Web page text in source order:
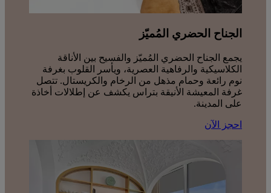
الجناح الحضري المُميّز
يجمع الجناح الحضري المُميّز والفسيح بين الأناقة
الكلاسيكية والرفاهية العصرية، ويأسر القلوب بغرفة
نوم رائعة وحمام مذهل من الرخام والكريستال. تتصل
غرفة المعيشة الأنيقة بتراس يكشف عن إطلالات أخاذة
على المدينة.
احجز الآن